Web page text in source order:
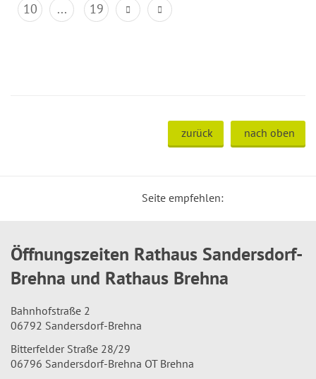
10
... 19
zurück nach oben
Seite empfehlen:
Öffnungszeiten Rathaus Sandersdorf-
Brehna und Rathaus Brehna
Bahnhofstraße 2
06792 Sandersdorf-Brehna
Bitterfelder Straße 28/29
06796 Sandersdorf-Brehna OT Brehna